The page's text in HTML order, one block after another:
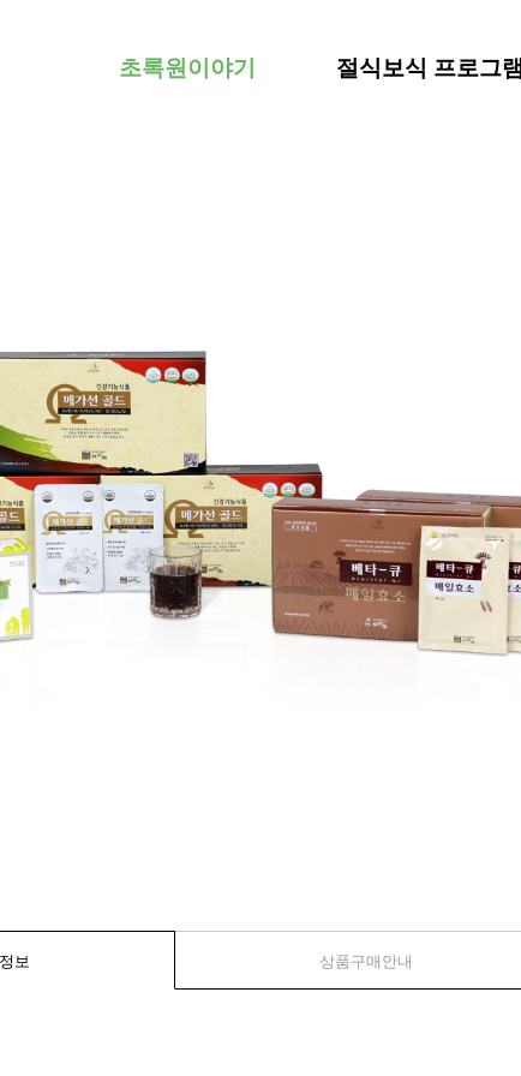
초록원이야기 절식보식 프로그램
보 상품구매안내